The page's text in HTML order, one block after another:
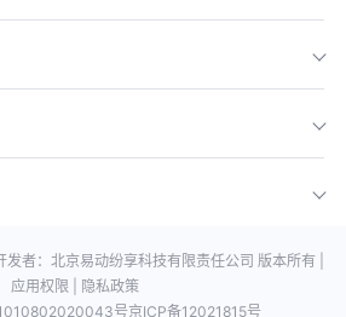
发者：北京易动纷享科技有限责任公司 版本所有 |
应用权限 |
隐私政策
号京ICP备12021815号